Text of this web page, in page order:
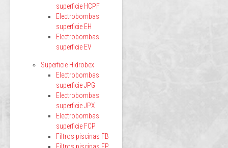
superficie HCPF
Electrobombas
superficie EH
Electrobombas
superficie EV
Superficie Hidrobex
Electrobombas
superficie JPG
Electrobombas
superficie JPX
Electrobombas
superficie FCP
Filtros piscinas FB